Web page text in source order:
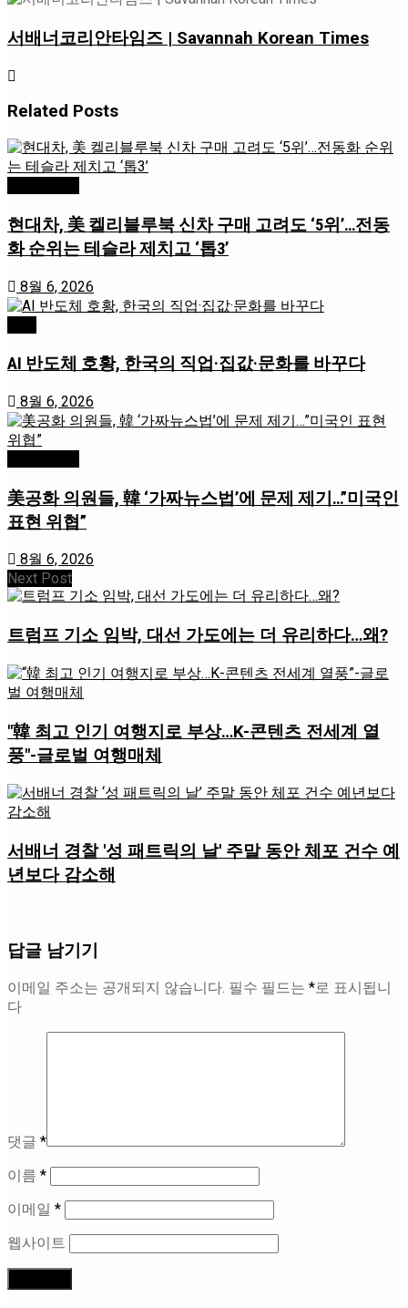
서배너코리안타임즈 | Savannah Korean Times
Related Posts
현대차, 美 켈리블루북 신차 구매 고려도 ‘5위’…전동
화 순위는 테슬라 제치고 ‘톱3’
8월 6, 2026
AI 반도체 호황, 한국의 직업·집값·문화를 바꾸다
8월 6, 2026
美공화 의원들, 韓 ‘가짜뉴스법’에 문제 제기…”미국인
표현 위협”
8월 6, 2026
Next Post
트럼프 기소 임박, 대선 가도에는 더 유리하다…왜?
"韓 최고 인기 여행지로 부상…K-콘텐츠 전세계 열
풍"-글로벌 여행매체
서배너 경찰 '성 패트릭의 날' 주말 동안 체포 건수 예
년보다 감소해
답글 남기기
이메일 주소는 공개되지 않습니다. 필수 필드는 *로 표시됩니
다
댓글 *
이름 *
이메일 *
웹사이트